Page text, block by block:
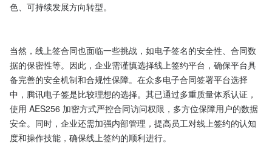
色、可持续发展方向转型。
当然，线上签合同也面临一些挑战，如电子签名的安全性、合同数
据的保密性等。因此，企业需谨慎选择线上签约平台，确保平台具
备完善的安全机制和合规性保障。在众多电子合同签署平台选择
中，腾讯电子签是比较理想的选择。其已通过多重质量体系认证，
使用 AES256 加密方式严控合同访问权限，多方位保障用户的数据
安全。同时，企业还需加强内部管理，提高员工对线上签约的认知
度和操作技能，确保线上签约的顺利进行。